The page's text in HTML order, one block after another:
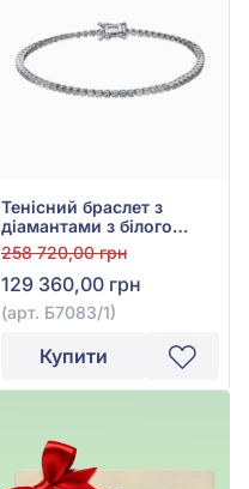
Тенісний браслет з
діамантами з білого
золота 585°, Діамант
1,14ct, арт. Б7083/1
258 720,00 грн
129 360,00 грн
(арт. Б7083/1)
Купити